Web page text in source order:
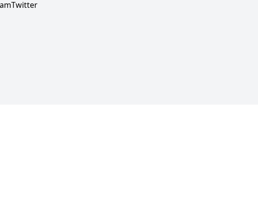
Twitter